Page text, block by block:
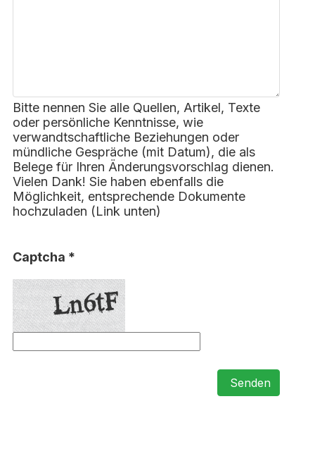
Bitte nennen Sie alle Quellen, Artikel, Texte
oder persönliche Kenntnisse, wie
verwandtschaftliche Beziehungen oder
mündliche Gespräche (mit Datum), die als
Belege für Ihren Änderungsvorschlag dienen.
Vielen Dank! Sie haben ebenfalls die
Möglichkeit, entsprechende Dokumente
hochzuladen (Link unten)
Captcha *
Senden